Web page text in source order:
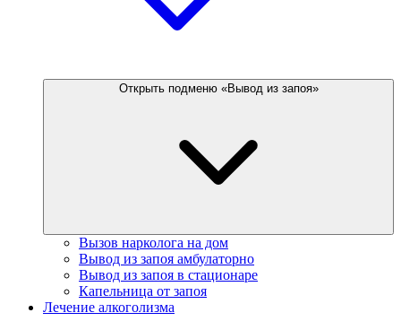
Открыть подменю «Вывод из запоя»
Вызов нарколога на дом
Вывод из запоя амбулаторно
Вывод из запоя в стационаре
Капельница от запоя
Лечение алкоголизма